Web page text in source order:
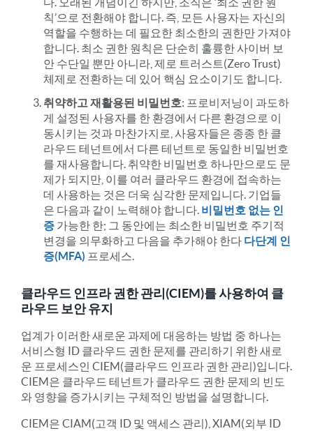
칙’으로 전환해야 합니다. 즉, 모든 사용자는 자신의
역할을 수행하는 데 필요한 최소한의 권한만 가져야
합니다. 최소 권한 원칙은 단순히 훌륭한 사이버 보
안 수단일 뿐만 아니라, 제로 트러스트(Zero Trust)
체제로 전환하는 데 있어 핵심 요소이기도 합니다.
취약하고 재활용된 비밀번호: 프로비저닝이 과도하
게 설정된 사용자를 한 환경에서 다른 환경으로 이
동시키는 것과 마찬가지로, 사용자들은 종종 한 클
라우드 테넌트에서 다른 테넌트로 동일한 비밀번호
를 재사용합니다. 취약한 비밀번호 하나만으로도 문
제가 되지만, 이를 여러 클라우드 환경에 접속하는
데 사용하는 것은 더욱 심각한 문제입니다. 기업들
은 다음과 같이 노력해야 합니다. 비밀번호 없는 인
증 가능한 한; 그 동안에는 최소한 비밀번호 주기적
변경을 의무화하고 다음을 추가해야 한다 다단계 인
증(MFA) 프로세스.
클라우드 인프라 권한 관리(CIEM)를 사용하여 클
라우드 보안 유지
업계가 이러한 새로운 과제에 대응하는 방법 중 하나는
서비스형 ID 클라우드 권한 문제를 관리하기 위한 새로
운 프로세스인 CIEM(클라우드 인프라 권한 관리)입니다.
CIEM은 클라우드 테넌트가 클라우드 권한 문제의 빈도
와 영향을 증가시키는 구체적인 방법을 설명합니다.
CIEM은 CIAM(고객 ID 및 액세스 관리), XIAM(외부 ID